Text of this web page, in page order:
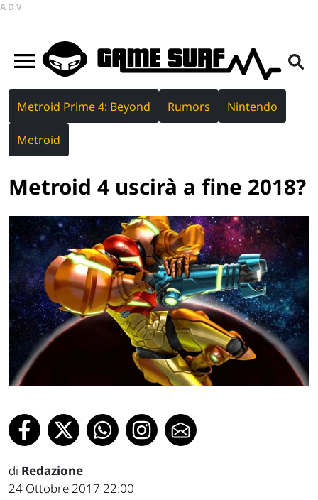
ADV
Metroid Prime 4: Beyond Rumors Nintendo
Metroid
Metroid 4 uscirà a fine 2018?
di Redazione
24 Ottobre 2017 22:00